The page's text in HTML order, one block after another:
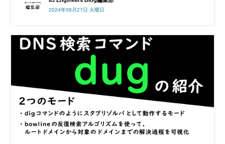
2024年08月27日 火曜日